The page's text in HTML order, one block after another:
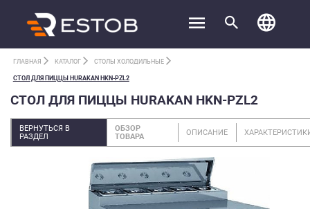
ГЛАВНАЯ КАТАЛОГ СТОЛЫ ХОЛОДИЛЬНЫЕ
СТОЛ ДЛЯ ПИЦЦЫ HURAKAN HKN-PZL2
СТОЛ ДЛЯ ПИЦЦЫ HURAKAN HKN-PZL2
ВЕРНУТЬСЯ В
РАЗДЕЛ
ОБЗОР
ТОВАРА
ОПИСАНИЕ